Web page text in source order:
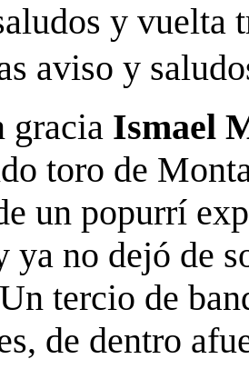
y vuelta
aviso y
gracia Ismael
toro de
un popurrí
ya no dejó de
tercio de
de dentro